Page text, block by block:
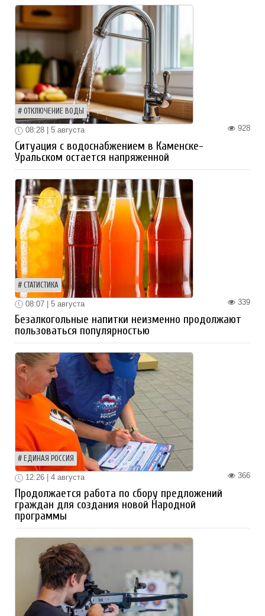
ОТКЛЮЧЕНИЕ ВОДЫ
928
08:28 | 5 августа
Ситуация с водоснабжением в Каменске-
Уральском остается напряженной
СТАТИСТИКА
339
08:07 | 5 августа
Безалкогольные напитки неизменно продолжают
пользоваться популярностью
ЕДИНАЯ РОССИЯ
366
12:26 | 4 августа
Продолжается работа по сбору предложений
граждан для создания новой Народной
программы